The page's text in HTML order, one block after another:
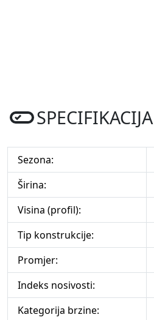
SPECIFIKACIJA
Sezona:
Širina:
Visina (profil):
Tip konstrukcije:
Promjer:
Indeks nosivosti:
Kategorija brzine: